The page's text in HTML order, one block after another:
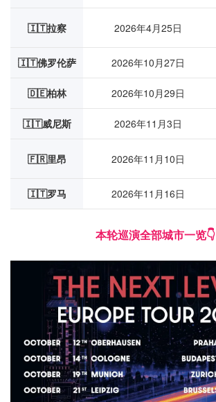
🇮🇹拉察 2026年4月25日
🇮🇹佛罗伦萨
2026年10月27日
🇩🇪柏林 2026年10月29日
🇮🇹威尼斯 2026年11月3日
🇫🇷里昂 2026年11月10日
🇮🇹罗马
2026年11月16日
本轮巡演全部城市一览👇